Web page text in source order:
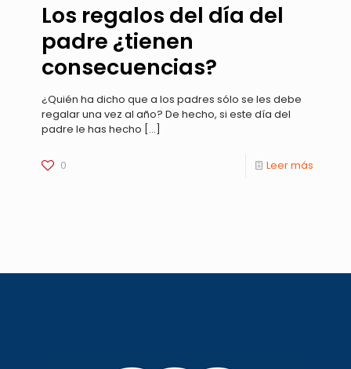
Los regalos del día del
padre ¿tienen
consecuencias?
¿Quién ha dicho que a los padres sólo se les debe
regalar una vez al año? De hecho, si este día del
padre le has hecho […]
0 Leer más